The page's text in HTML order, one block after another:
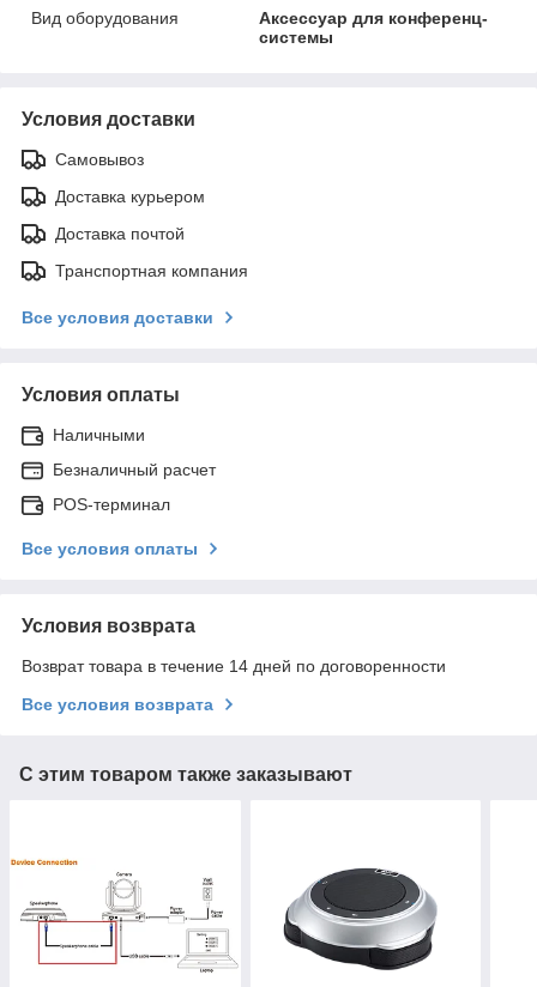
Вид оборудования
Аксессуар для конференц-
системы
Условия доставки
Самовывоз
Доставка курьером
Доставка почтой
Транспортная компания
Все условия доставки
Условия оплаты
Наличными
Безналичный расчет
POS-терминал
Все условия оплаты
Условия возврата
Возврат товара в течение 14 дней по договоренности
Все условия возврата
С этим товаром также заказывают